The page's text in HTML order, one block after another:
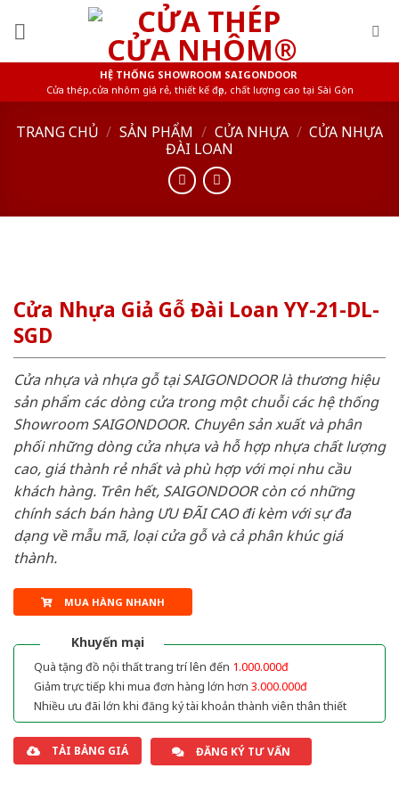
HỆ THỐNG SHOWROOM SAIGONDOOR
Cửa thép,cửa nhôm giá rẻ, thiết kế đẹp, chất lượng cao tại Sài Gòn
TRANG CHỦ / SẢN PHẨM / CỬA NHỰA / CỬA NHỰA
ĐÀI LOAN
Cửa Nhựa Giả Gỗ Đài Loan YY-21-DL-
SGD
Cửa nhựa và nhựa gỗ tại SAIGONDOOR là thương hiệu
sản phẩm các dòng cửa trong một chuỗi các hệ thống
Showroom SAIGONDOOR. Chuyên sản xuất và phân
phối những dòng cửa nhựa và hỗ hợp nhựa chất lượng
cao, giá thành rẻ nhất và phù hợp với mọi nhu cầu
khách hàng. Trên hết, SAIGONDOOR còn có những
chính sách bán hàng ƯU ĐÃI CAO đi kèm với sự đa
dạng về mẫu mã, loại cửa gỗ và cả phân khúc giá
thành.
MUA HÀNG NHANH
Khuyến mại
Quà tặng đồ nội thất trang trí lên đến 1.000.000đ
Giảm trực tiếp khi mua đơn hàng lớn hơn 3.000.000đ
Nhiều ưu đãi lớn khi đăng ký tài khoản thành viên thân thiết
TẢI BẢNG GIÁ ĐĂNG KÝ TƯ VẤN